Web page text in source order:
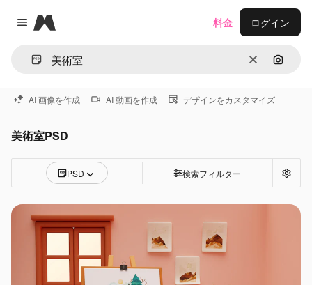
Close menu
Magnific
消去 画像で
料金 ログイン
AI 画像を作成 AI 動画を作成 デザインをカスタマイズ
美術室PSD
PSD 検索フィルター